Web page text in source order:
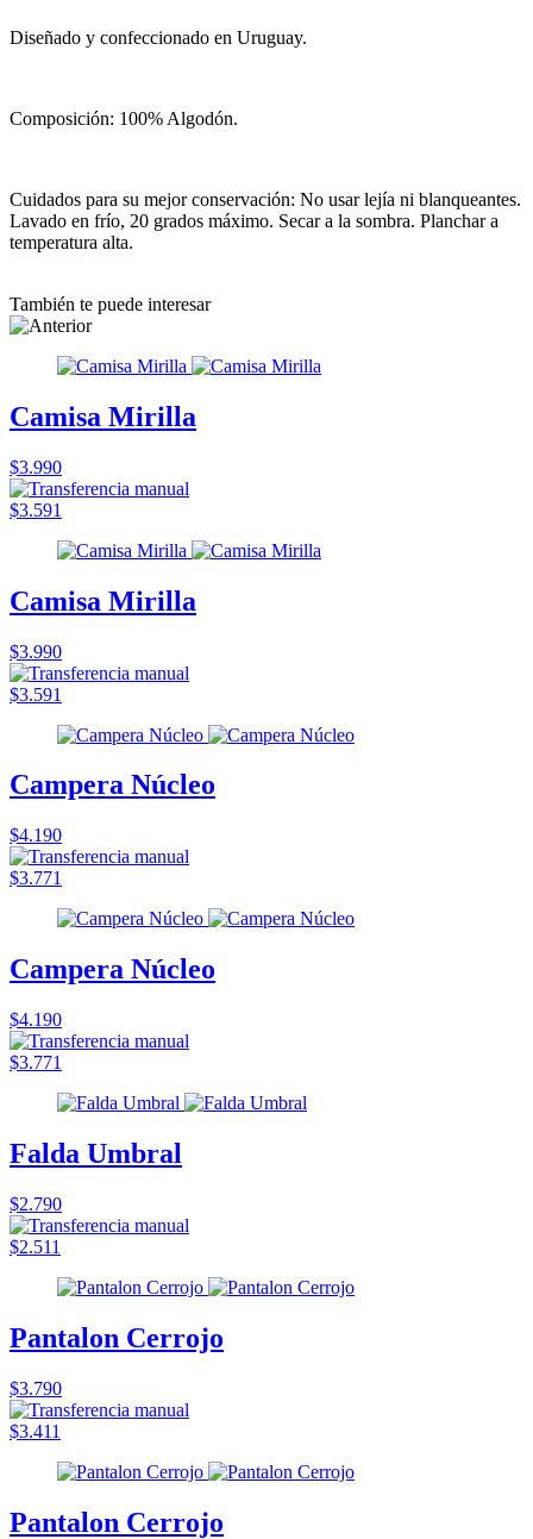
Diseñado y confeccionado en Uruguay.
Composición: 100% Algodón.
Cuidados para su mejor conservación: No usar lejía ni blanqueantes.
Lavado en frío, 20 grados máximo. Secar a la sombra. Planchar a
temperatura alta.
También te puede interesar
Camisa Mirilla
$3.990
$3.591
Camisa Mirilla
$3.990
$3.591
Campera Núcleo
$4.190
$3.771
Campera Núcleo
$4.190
$3.771
Falda Umbral
$2.790
$2.511
Pantalon Cerrojo
$3.790
$3.411
Pantalon Cerrojo